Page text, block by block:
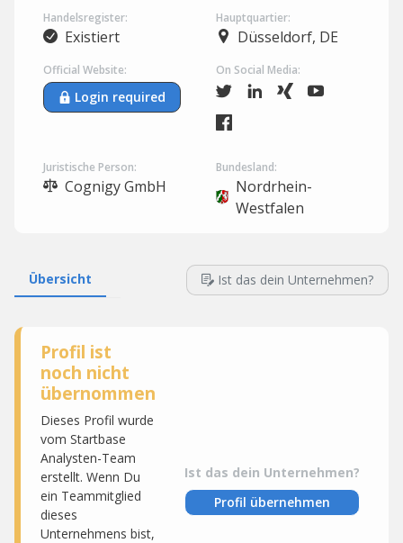
Handelsregister:
Existiert
Hauptquartier:
Düsseldorf, DE
Official Website:
Login required
On Social Media:
Juristische Person:
Cognigy GmbH
Bundesland:
Nordrhein-
Westfalen
Übersicht Ist das dein Unternehmen?
Profil ist
noch nicht
übernommen
Dieses Profil wurde
vom Startbase
Analysten-Team
erstellt. Wenn Du
ein Teammitglied
dieses
Unternehmens bist,
Ist das dein Unternehmen?
Profil übernehmen